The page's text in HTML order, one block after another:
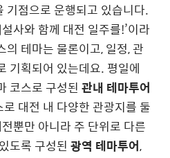
기점으로 운행되고 있습니다.
사와 함께 대전 일주를!’이라
테마는 물론이고, 일정, 관
기획되어 있는데요. 평일에
코스로 구성된 관내 테마투어
대전 내 다양한 관광지를 둘
뿐만 아니라 주 단위로 다른
도록 구성된 광역 테마투어,